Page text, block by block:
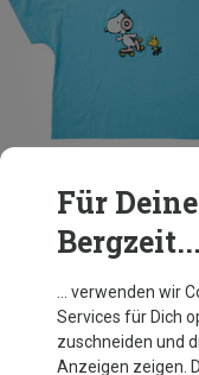
Du sparst 34%
Für
Bergzeit...
… verwenden wir
Services für Dich
zuschneiden und
Anzeigen zeigen.